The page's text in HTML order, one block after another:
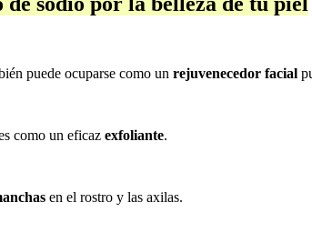
puede ocuparse como un rejuvenecedor facial
como un eficaz exfoliante.
en el rostro y las axilas.